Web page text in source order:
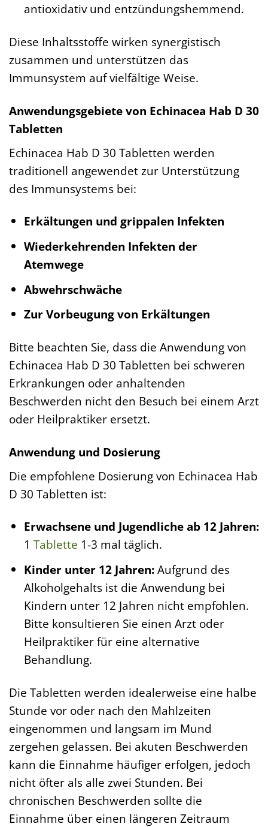
antioxidativ und entzündungshemmend.
Diese Inhaltsstoffe wirken synergistisch
zusammen und unterstützen das
Immunsystem auf vielfältige Weise.
Anwendungsgebiete von Echinacea Hab D 30
Tabletten
Echinacea Hab D 30 Tabletten werden
traditionell angewendet zur Unterstützung
des Immunsystems bei:
Erkältungen und grippalen Infekten
Wiederkehrenden Infekten der
Atemwege
Abwehrschwäche
Zur Vorbeugung von Erkältungen
Bitte beachten Sie, dass die Anwendung von
Echinacea Hab D 30 Tabletten bei schweren
Erkrankungen oder anhaltenden
Beschwerden nicht den Besuch bei einem Arzt
oder Heilpraktiker ersetzt.
Anwendung und Dosierung
Die empfohlene Dosierung von Echinacea Hab
D 30 Tabletten ist:
Erwachsene und Jugendliche ab 12 Jahren:
1 Tablette 1-3 mal täglich.
Kinder unter 12 Jahren:Aufgrund des
Alkoholgehalts ist die Anwendung bei
Kindern unter 12 Jahren nicht empfohlen.
Bitte konsultieren Sie einen Arzt oder
Heilpraktiker für eine alternative
Behandlung.
Die Tabletten werden idealerweise eine halbe
Stunde vor oder nach den Mahlzeiten
eingenommen und langsam im Mund
zergehen gelassen. Bei akuten Beschwerden
kann die Einnahme häufiger erfolgen, jedoch
nicht öfter als alle zwei Stunden. Bei
chronischen Beschwerden sollte die
Einnahme über einen längeren Zeitraum